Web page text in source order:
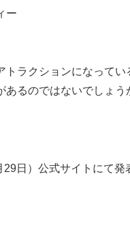
ー
トラクションになってい
あるのではないでしょう
日）公式サイトにて発